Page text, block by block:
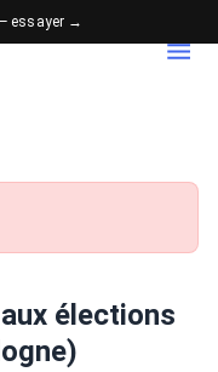
essayer →
élections